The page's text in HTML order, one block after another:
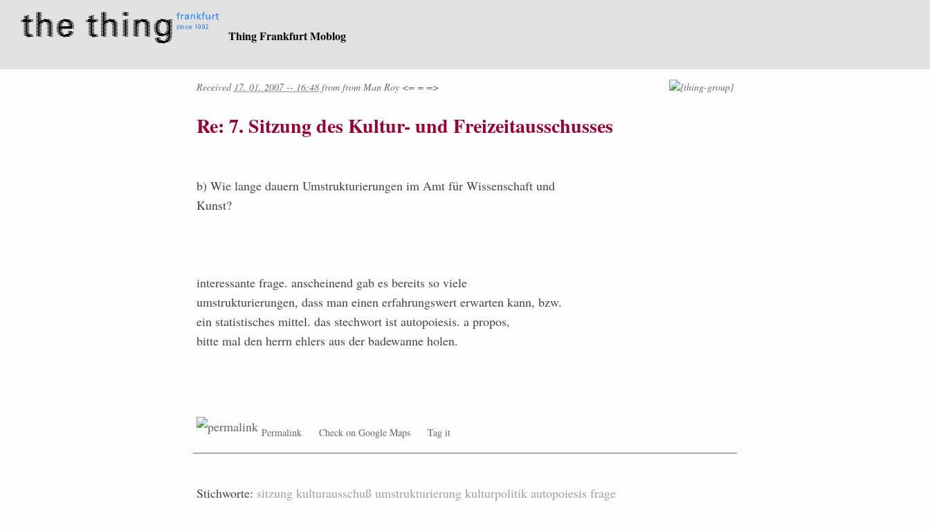
Thing Frankfurt Moblog
Received 17. 01. 2007 -- 16:48from from Man Roy <= = =>
Re: 7. Sitzung des Kultur- und Freizeitausschusses
b) Wie lange dauern Umstrukturierungen im Amt für Wissenschaft und
Kunst?
interessante frage. anscheinend gab es bereits so viele
umstrukturierungen, dass man einen erfahrungswert erwarten kann, bzw.
ein statistisches mittel. das stechwort ist autopoiesis. a propos,
bitte mal den herrn ehlers aus der badewanne holen.
Permalink Check on Google Maps Tag it
Stichworte: sitzung kulturausschuß umstrukturierung kulturpolitik autopoiesis frage